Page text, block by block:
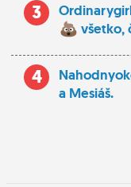
3
všetko,
4
a Mesiáš.